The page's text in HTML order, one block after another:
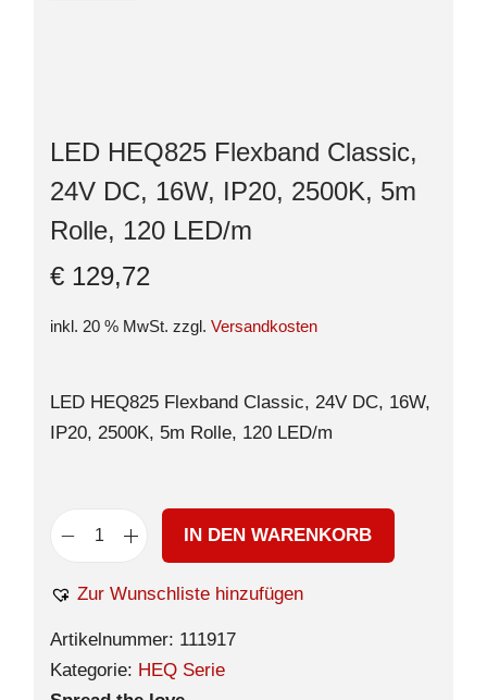
LED HEQ825 Flexband Classic,
24V DC, 16W, IP20, 2500K, 5m
Rolle, 120 LED/m
€ 129,72
inkl. 20 % MwSt. zzgl. Versandkosten
LED HEQ825 Flexband Classic, 24V DC, 16W,
IP20, 2500K, 5m Rolle, 120 LED/m
IN DEN WARENKORB
Zur Wunschliste hinzufügen
Artikelnummer: 111917
Kategorie: HEQ Serie